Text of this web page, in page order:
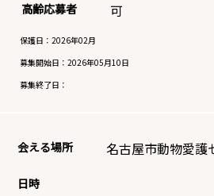
高齢応募者 可
保護日：2026年02月
募集開始日： 2026年05月10日
募集終了日：
会える場所 名古屋市動物愛護
日時